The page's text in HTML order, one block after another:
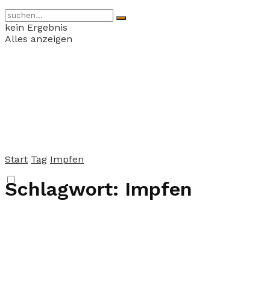
kein Ergebnis
Alles anzeigen
Start Tag Impfen
Schlagwort: Impfen